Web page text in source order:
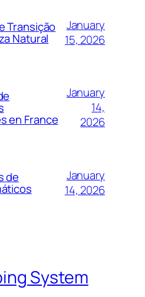
Transição
Natural
January
15, 2026
en France
January
14,
2026
de
January
14, 2026
System